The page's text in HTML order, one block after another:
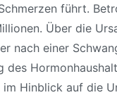
führt.
Über die
nach einer
Hinblick auf die